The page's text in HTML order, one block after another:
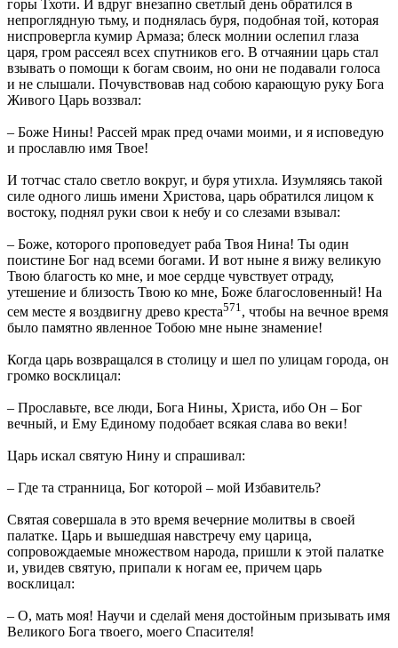
горы Тхоти. И вдруг внезапно светлый день обратился в
непроглядную тьму, и поднялась буря, подобная той, которая
ниспровергла кумир Армаза; блеск молнии ослепил глаза
царя, гром рассеял всех спутников его. В отчаянии царь стал
взывать о помощи к богам своим, но они не подавали голоса
и не слышали. Почувствовав над собою карающую руку Бога
Живого Царь воззвал:
– Боже Нины! Рассей мрак пред очами моими, и я исповедую
и прославлю имя Твое!
И тотчас стало светло вокруг, и буря утихла. Изумляясь такой
силе одного лишь имени Христова, царь обратился лицом к
востоку, поднял руки свои к небу и со слезами взывал:
– Боже, которого проповедует раба Твоя Нина! Ты один
поистине Бог над всеми богами. И вот ныне я вижу великую
Твою благость ко мне, и мое сердце чувствует отраду,
утешение и близость Твою ко мне, Боже благословенный! На
сем месте я воздвигну древо креста571, чтобы на вечное время
было памятно явленное Тобою мне ныне знамение!
Когда царь возвращался в столицу и шел по улицам города, он
громко восклицал:
– Прославьте, все люди, Бога Нины, Христа, ибо Он – Бог
вечный, и Ему Единому подобает всякая слава во веки!
Царь искал святую Нину и спрашивал:
– Где та странница, Бог которой – мой Избавитель?
Святая совершала в это время вечерние молитвы в своей
палатке. Царь и вышедшая навстречу ему царица,
сопровождаемые множеством народа, пришли к этой палатке
и, увидев святую, припали к ногам ее, причем царь
восклицал:
– О, мать моя! Научи и сделай меня достойным призывать имя
Великого Бога твоего, моего Спасителя!